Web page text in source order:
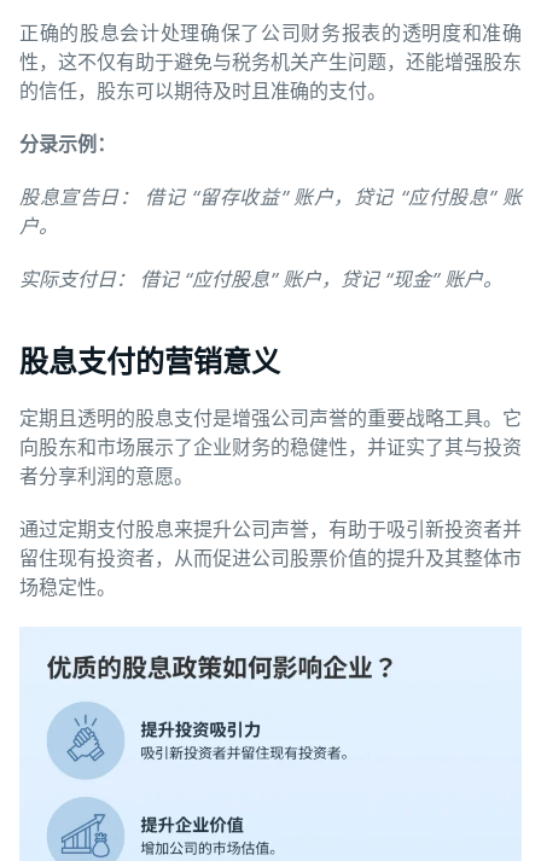
正确的股息会计处理确保了公司财务报表的透明度和准确
性，这不仅有助于避免与税务机关产生问题，还能增强股东
的信任，股东可以期待及时且准确的支付。
分录示例：
股息宣告日： 借记“留存收益” 账户，贷记 “应付股息” 账
户。
实际支付日： 借记“应付股息” 账户，贷记“现金” 账户。
股息支付的营销意义
定期且透明的股息支付是增强公司声誉的重要战略工具。它
向股东和市场展示了企业财务的稳健性，并证实了其与投资
者分享利润的意愿。
通过定期支付股息来提升公司声誉，有助于吸引新投资者并
留住现有投资者，从而促进公司股票价值的提升及其整体市
场稳定性。